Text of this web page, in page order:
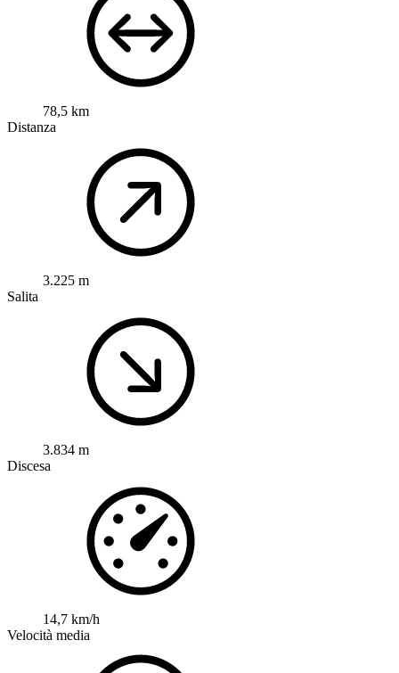
78,5 km
Distanza
3.225 m
Salita
3.834 m
Discesa
14,7 km/h
Velocità media